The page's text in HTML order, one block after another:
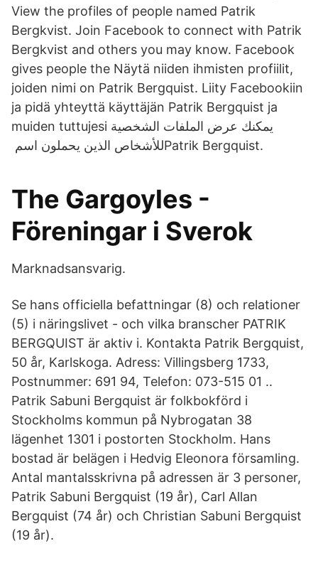
View the profiles of people named Patrik
Bergkvist. Join Facebook to connect with Patrik
Bergkvist and others you may know. Facebook
gives people the Näytä niiden ihmisten profiilit,
joiden nimi on Patrik Bergquist. Liity Facebookiin
ja pidä yhteyttä käyttäjän Patrik Bergquist ja
muiden tuttujesi يمكنك عرض الملفات الشخصية
للأشخاص الذين يحملون اسم ‏‎Patrik Bergquist‎‏.
The Gargoyles -
Föreningar i Sverok
Marknadsansvarig.
Se hans officiella befattningar (8) och relationer
(5) i näringslivet - och vilka branscher PATRIK
BERGQUIST är aktiv i. Kontakta Patrik Bergquist,
50 år, Karlskoga. Adress: Villingsberg 1733,
Postnummer: 691 94, Telefon: 073-515 01 ..
Patrik Sabuni Bergquist är folkbokförd i
Stockholms kommun på Nybrogatan 38
lägenhet 1301 i postorten Stockholm. Hans
bostad är belägen i Hedvig Eleonora församling.
Antal mantalsskrivna på adressen är 3 personer,
Patrik Sabuni Bergquist (19 år), Carl Allan
Bergquist (74 år) och Christian Sabuni Bergquist
(19 år).